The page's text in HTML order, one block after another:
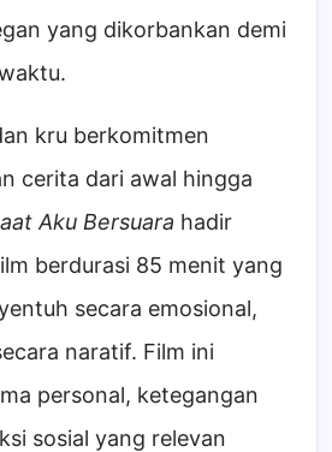
yang dikorbankan demi
kru berkomitmen
cerita dari awal hingga
Aku Bersuara hadir
berdurasi 85 menit yang
secara emosional,
naratif. Film ini
personal, ketegangan
sosial yang relevan